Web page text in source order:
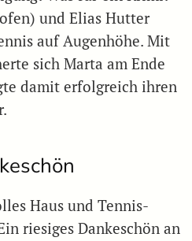
und Elias Hutter
auf Augenhöhe. Mit
sich Marta am Ende
damit erfolgreich ihren
Haus und Tennis-
riesiges Dankeschön an